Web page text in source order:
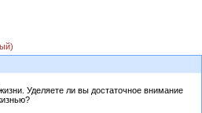
Уделяете ли вы достаточное внимание